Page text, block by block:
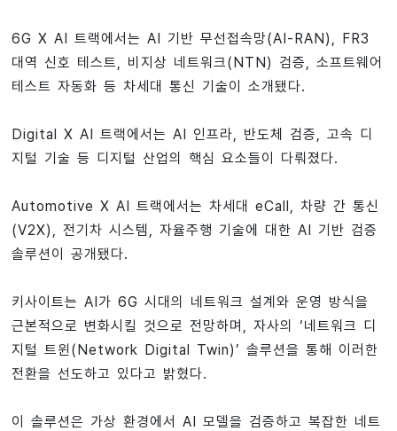
6G X AI 트랙에서는 AI 기반 무선접속망(AI-RAN), FR3
대역 신호 테스트, 비지상 네트워크(NTN) 검증, 소프트웨어
테스트 자동화 등 차세대 통신 기술이 소개됐다.
Digital X AI 트랙에서는 AI 인프라, 반도체 검증, 고속 디
지털 기술 등 디지털 산업의 핵심 요소들이 다뤄졌다.
Automotive X AI 트랙에서는 차세대 eCall, 차량 간 통신
(V2X), 전기차 시스템, 자율주행 기술에 대한 AI 기반 검증
솔루션이 공개됐다.
키사이트는 AI가 6G 시대의 네트워크 설계와 운영 방식을
근본적으로 변화시킬 것으로 전망하며, 자사의 ‘네트워크 디
지털 트윈(Network Digital Twin)’ 솔루션을 통해 이러한
전환을 선도하고 있다고 밝혔다.
이 솔루션은 가상 환경에서 AI 모델을 검증하고 복잡한 네트